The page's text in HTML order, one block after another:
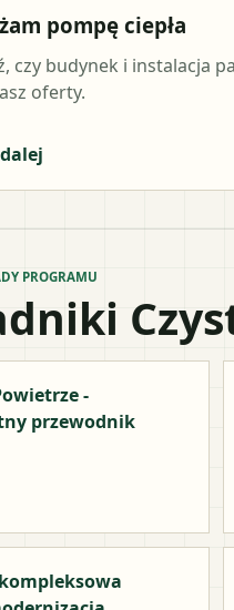
pompę ciepła
czy budynek i instalacja
oferty.
PROGRAMU
-
przewodnik